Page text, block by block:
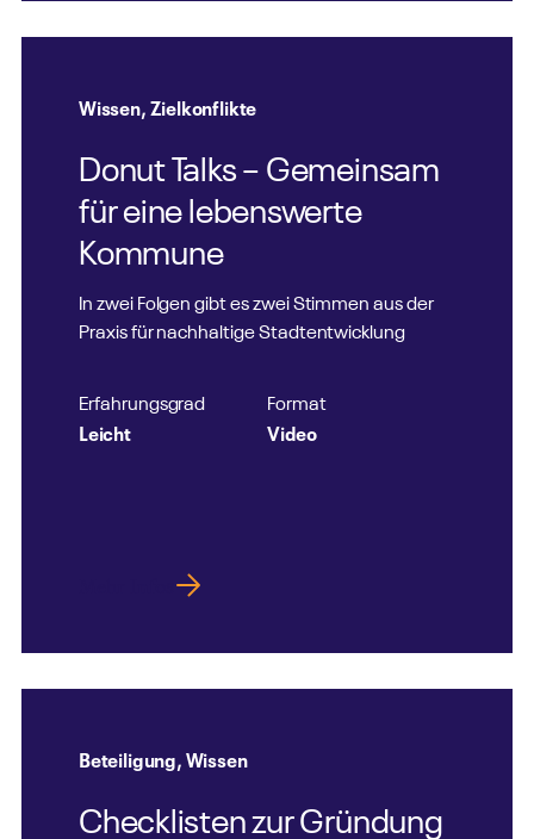
Wissen,Zielkonflikte
Donut Talks – Gemeinsam
für eine lebenswerte
Kommune
In zwei Folgen gibt es zwei Stimmen aus der
Praxis für nachhaltige Stadtentwicklung
Erfahrungsgrad
Leicht
Format
Video
Beteiligung,Wissen
Checklisten zur Gründung